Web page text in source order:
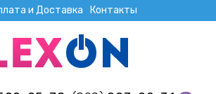
и Доставка Контакты